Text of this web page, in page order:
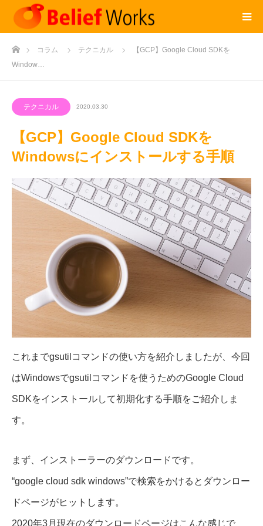
コラム テクニカル
【GCP】Google Cloud SDKを
Window…
テクニカル 2020.03.30
【GCP】Google Cloud SDKを
Windowsにインストールする手順
これまでgsutilコマンドの使い方を紹介しましたが、今回
はWindowsでgsutilコマンドを使うためのGoogle Cloud
SDKをインストールして初期化する手順をご紹介しま
す。
まず、インストーラーのダウンロードです。
“google cloud sdk windows”で検索をかけるとダウンロー
ドページがヒットします。
2020年3月現在のダウンロードページはこんな感じで